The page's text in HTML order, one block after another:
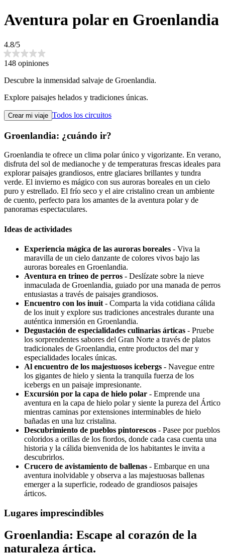
Aventura polar en Groenlandia
4.8/5
148 opiniones
Descubre la inmensidad salvaje de Groenlandia.
Explore paisajes helados y tradiciones únicas.
Crear mi viaje Todos los circuitos
Groenlandia: ¿cuándo ir?
Groenlandia te ofrece un clima polar único y vigorizante. En verano,
disfruta del sol de medianoche y de temperaturas frescas ideales para
explorar paisajes grandiosos, entre glaciares brillantes y tundra
verde. El invierno es mágico con sus auroras boreales en un cielo
puro y estrellado. El frío seco y el aire cristalino crean un ambiente
de cuento, perfecto para los amantes de la aventura polar y de
panoramas espectaculares.
Ideas de actividades
Experiencia mágica de las auroras boreales - Viva la
maravilla de un cielo danzante de colores vivos bajo las
auroras boreales en Groenlandia.
Aventura en trineo de perros - Deslízate sobre la nieve
inmaculada de Groenlandia, guiado por una manada de perros
entusiastas a través de paisajes grandiosos.
Encuentro con los inuit - Comparta la vida cotidiana cálida
de los inuit y explore sus tradiciones ancestrales durante una
auténtica inmersión en Groenlandia.
Degustación de especialidades culinarias árticas - Pruebe
los sorprendentes sabores del Gran Norte a través de platos
tradicionales de Groenlandia, entre productos del mar y
especialidades locales únicas.
Al encuentro de los majestuosos icebergs - Navegue entre
los gigantes de hielo y sienta la tranquila fuerza de los
icebergs en un paisaje impresionante.
Excursión por la capa de hielo polar - Emprende una
aventura en la capa de hielo polar y siente la pureza del Ártico
mientras caminas por extensiones interminables de hielo
bañadas en una luz cristalina.
Descubrimiento de pueblos pintorescos - Pasee por pueblos
coloridos a orillas de los fiordos, donde cada casa cuenta una
historia y la cálida bienvenida de los habitantes le invita a
descubrirlos.
Crucero de avistamiento de ballenas - Embarque en una
aventura inolvidable y observa a las majestuosas ballenas
emerger a la superficie, rodeado de grandiosos paisajes
árticos.
Lugares imprescindibles
Groenlandia: Escape al corazón de la
naturaleza ártica.